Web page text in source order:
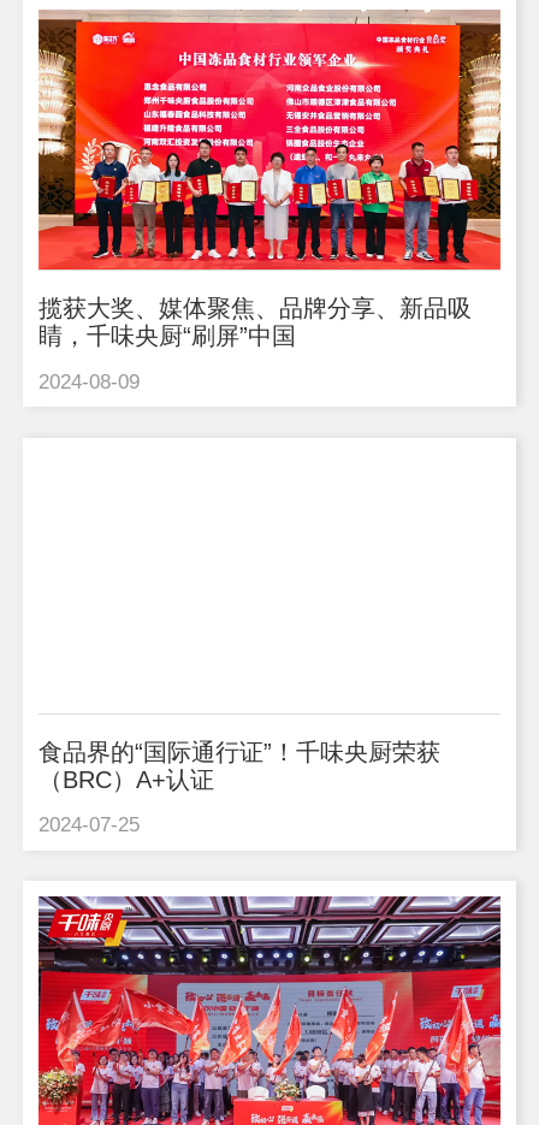
揽获大奖、媒体聚焦、品牌分享、新品吸
睛，千味央厨“刷屏”中国
2024-08-09
食品界的“国际通行证”！千味央厨荣获
（BRC）A+认证
2024-07-25